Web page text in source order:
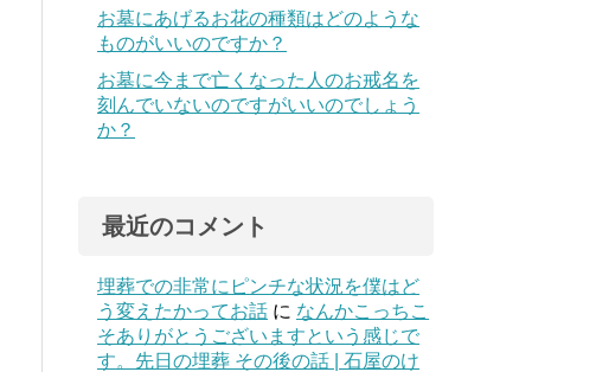
お墓にあげるお花の種類はどのような
ものがいいのですか？
お墓に今まで亡くなった人のお戒名を
刻んでいないのですがいいのでしょう
か？
最近のコメント
埋葬での非常にピンチな状況を僕はど
う変えたかってお話 に なんかこっちこ
そありがとうございますという感じで
す。先日の埋葬 その後の話 | 石屋のけ